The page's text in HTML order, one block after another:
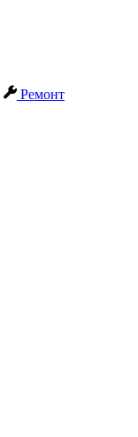
Ремонт